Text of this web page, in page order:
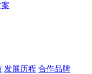
发展历程 合作品牌